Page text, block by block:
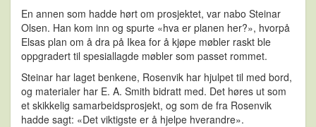
En annen som hadde hørt om prosjektet, var nabo Steinar
Olsen. Han kom inn og spurte «hva er planen her?», hvorpå
Elsas plan om å dra på Ikea for å kjøpe møbler raskt ble
oppgradert til spesiallagde møbler som passet rommet.
Steinar har laget benkene, Rosenvik har hjulpet til med bord,
og materialer har E. A. Smith bidratt med. Det høres ut som
et skikkelig samarbeidsprosjekt, og som de fra Rosenvik
hadde sagt: «Det viktigste er å hjelpe hverandre».